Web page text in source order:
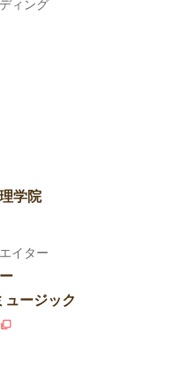
ィング
学院
イター
ュージック